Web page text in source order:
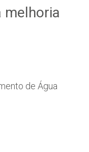
melhoria
de Água